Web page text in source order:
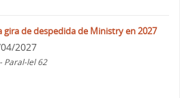
de despedida de Ministry en 2027
2027
Paral-lel 62